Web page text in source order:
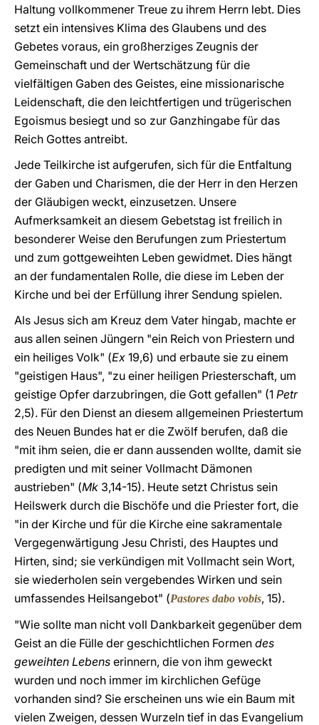
Haltung vollkommener Treue zu ihrem Herrn lebt. Dies
setzt ein intensives Klima des Glaubens und des
Gebetes voraus, ein großherziges Zeugnis der
Gemeinschaft und der Wertschätzung für die
vielfältigen Gaben des Geistes, eine missionarische
Leidenschaft, die den leichtfertigen und trügerischen
Egoismus besiegt und so zur Ganzhingabe für das
Reich Gottes antreibt.
Jede Teilkirche ist aufgerufen, sich für die Entfaltung
der Gaben und Charismen, die der Herr in den Herzen
der Gläubigen weckt, einzusetzen. Unsere
Aufmerksamkeit an diesem Gebetstag ist freilich in
besonderer Weise den Berufungen zum Priestertum
und zum gottgeweihten Leben gewidmet. Dies hängt
an der fundamentalen Rolle, die diese im Leben der
Kirche und bei der Erfüllung ihrer Sendung spielen.
Als Jesus sich am Kreuz dem Vater hingab, machte er
aus allen seinen Jüngern "ein Reich von Priestern und
ein heiliges Volk" (Ex 19,6) und erbaute sie zu einem
"geistigen Haus", "zu einer heiligen Priesterschaft, um
geistige Opfer darzubringen, die Gott gefallen" (1 Petr
2,5). Für den Dienst an diesem allgemeinen Priestertum
des Neuen Bundes hat er die Zwölf berufen, daß die
"mit ihm seien, die er dann aussenden wollte, damit sie
predigten und mit seiner Vollmacht Dämonen
austrieben" (Mk 3,14-15). Heute setzt Christus sein
Heilswerk durch die Bischöfe und die Priester fort, die
"in der Kirche und für die Kirche eine sakramentale
Vergegenwärtigung Jesu Christi, des Hauptes und
Hirten, sind; sie verkündigen mit Vollmacht sein Wort,
sie wiederholen sein vergebendes Wirken und sein
umfassendes Heilsangebot" (Pastores dabo vobis, 15).
"Wie sollte man nicht voll Dankbarkeit gegenüber dem
Geist an die Fülle der geschichtlichen Formen des
geweihten Lebens erinnern, die von ihm geweckt
wurden und noch immer im kirchlichen Gefüge
vorhanden sind? Sie erscheinen uns wie ein Baum mit
vielen Zweigen, dessen Wurzeln tief in das Evangelium